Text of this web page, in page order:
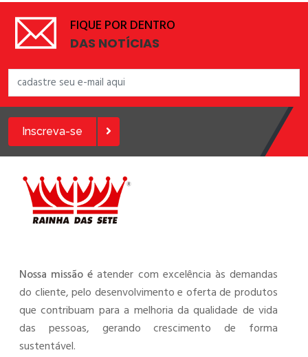
FIQUE POR DENTRO
DAS NOTÍCIAS
Inscreva-se
Nossa missão é atender com excelência às demandas
do cliente, pelo desenvolvimento e oferta de produtos
que contribuam para a melhoria da qualidade de vida
das pessoas, gerando crescimento de forma
sustentável.